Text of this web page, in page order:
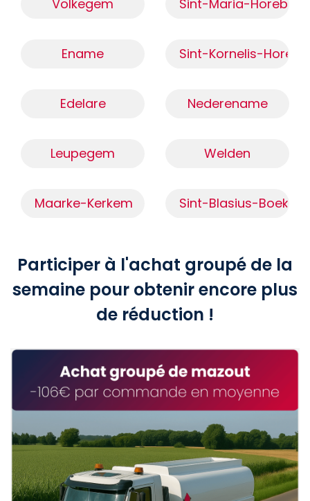
Volkegem Sint-Maria-Horebeke
Ename Sint-Kornelis-
Edelare Nederename
Leupegem Welden
Maarke-Kerkem Sint-Blasius-Boekel
Participer à l'achat groupé de la
semaine pour obtenir encore plus
de réduction !